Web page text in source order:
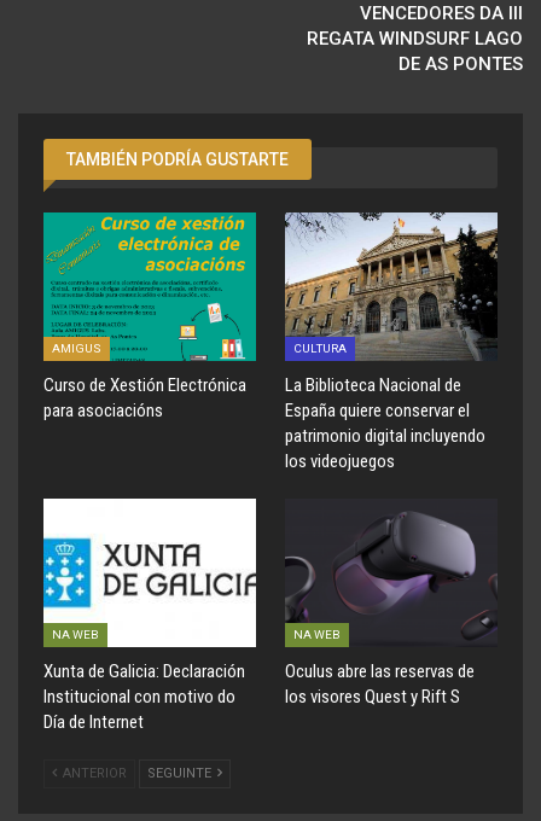
VENCEDORES DA III
REGATA WINDSURF LAGO
DE AS PONTES
TAMBIÉN PODRÍA GUSTARTE
AMIGUS
Curso de Xestión Electrónica
para asociacións
CULTURA
La Biblioteca Nacional de
España quiere conservar el
patrimonio digital incluyendo
los videojuegos
NA WEB
Xunta de Galicia: Declaración
Institucional con motivo do
Día de Internet
NA WEB
Oculus abre las reservas de
los visores Quest y Rift S
ANTERIOR SEGUINTE